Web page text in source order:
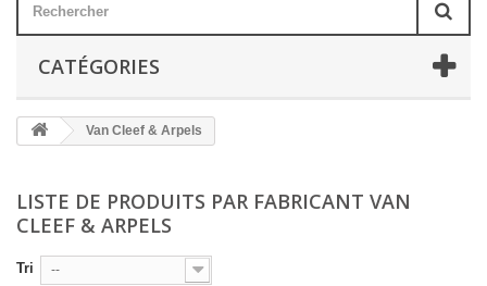
CATÉGORIES
Van Cleef & Arpels
LISTE DE PRODUITS PAR FABRICANT VAN
CLEEF & ARPELS
Tri --